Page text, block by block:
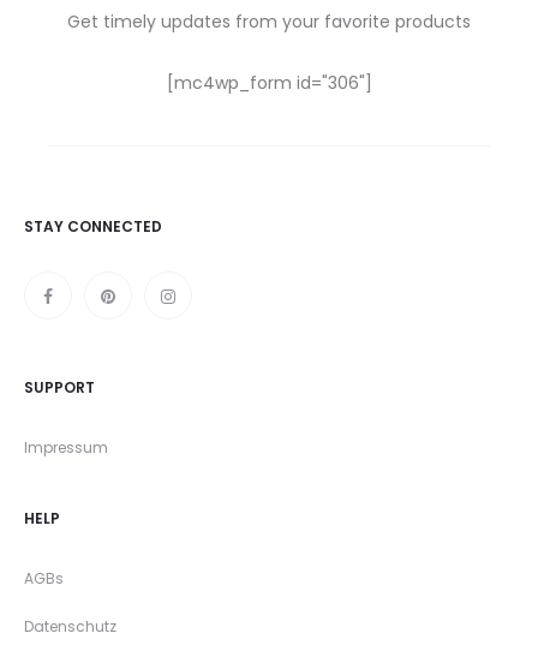
Get timely updates from your favorite products
[mc4wp_form id="306"]
STAY CONNECTED
SUPPORT
Impressum
HELP
AGBs
Datenschutz